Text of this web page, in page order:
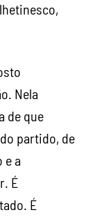
Nela
de que
partido, de
e a
É
É